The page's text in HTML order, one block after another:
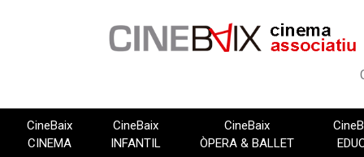
CineBaix
CINEMA
CineBaix
INFANTIL
CineBaix
ÒPERA & BALLET